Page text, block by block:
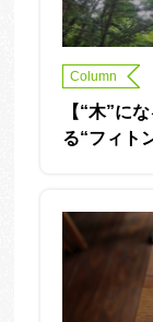
Column
【“木”に
る“フィト